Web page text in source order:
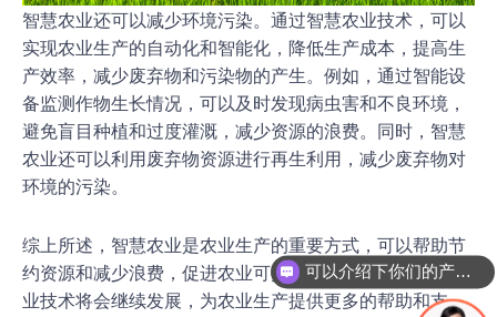
智慧农业还可以减少环境污染。通过智慧农业技术，可以
实现农业生产的自动化和智能化，降低生产成本，提高生
产效率，减少废弃物和污染物的产生。例如，通过智能设
备监测作物生长情况，可以及时发现病虫害和不良环境，
避免盲目种植和过度灌溉，减少资源的浪费。同时，智慧
农业还可以利用废弃物资源进行再生利用，减少废弃物对
环境的污染。
综上所述，智慧农业是农业生产的重要方式，可以帮助节
约资源和减少浪费，促进农业可持续发展。未来，智慧农
业技术将会继续发展，为农业生产提供更多的帮助和支
可以介绍下你们的产品么